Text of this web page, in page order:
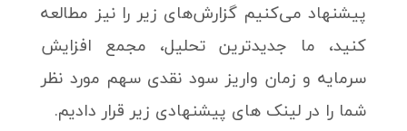
پیشنهاد می‌کنیم گزارش‌های زیر را نیز مطالعه
کنید، ما جدیدترین تحلیل، مجمع افزایش
سرمایه و زمان واریز سود نقدی سهم مورد نظر
شما را در لینک های پیشنهادی زیر قرار دادیم.